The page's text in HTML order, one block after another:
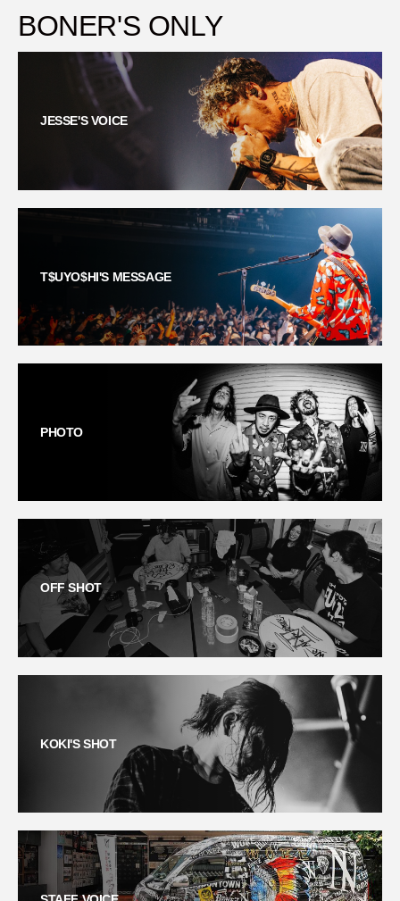
BONER'S ONLY
JESSE'S VOICE
T$UYO$HI'S MESSAGE
PHOTO
OFF SHOT
KOKI'S SHOT